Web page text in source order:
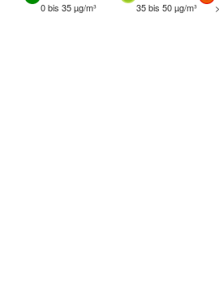
0 bis 35 µg/m³
35 bis 50 µg/m³